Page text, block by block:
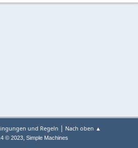
und Regeln | Nach oben ▲
© 2023, Simple Machines